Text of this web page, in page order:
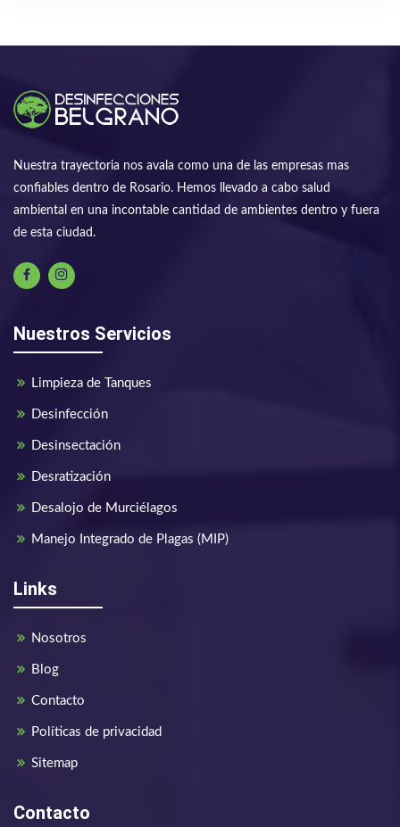
Nuestra trayectoria nos avala como una de las empresas mas
confiables dentro de Rosario. Hemos llevado a cabo salud
ambiental en una incontable cantidad de ambientes dentro y fuera
de esta ciudad.
Nuestros Servicios
Limpieza de Tanques
Desinfección
Desinsectación
Desratización
Desalojo de Murciélagos
Manejo Integrado de Plagas (MIP)
Links
Nosotros
Blog
Contacto
Políticas de privacidad
Sitemap
Contacto